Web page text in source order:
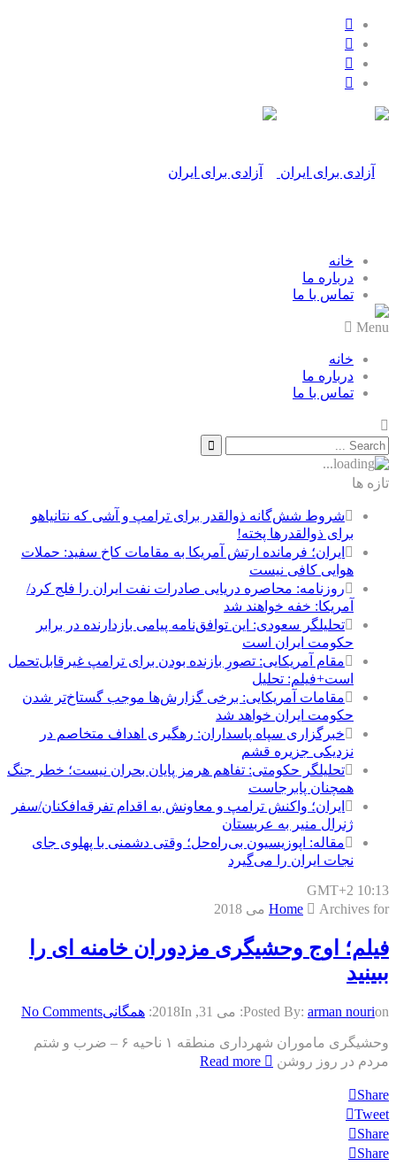
خانه
درباره ما
تماس با ما
Menu
خانه
درباره ما
تماس با ما
تازه ها
شروط شش‌گانه ذوالقدر برای ترامپ و آشی که نتانیاهو
برای ذوالقدرها پخته!
ایران؛ فرمانده ارتش آمریکا به مقامات کاخ سفید: حملات
هوایی کافی نیست
روزنامه: محاصره دریایی صادرات نفت ایران را فلج کرد/
آمریکا: خفه خواهند شد
تحلیلگر سعودی: این توافق‌نامه پیامی بازدارنده در برابر
حکومت ایران است
مقام آمریکایی: تصورِ بازنده بودن برای ترامپ غیرقابل‌تحمل
است+فیلم: تحلیل
مقامات آمریکایی: برخی گزارش‌ها موجب گستاخ‌تر شدن
حکومت ایران خواهد شد
خبرگزاری سپاه پاسداران: رهگیری اهداف متخاصم در
نزدیکی جزیره قشم
تحلیلگر حکومتی: تفاهم هرمز پایان بحران نیست؛ خطر جنگ
همچنان پابرجاست
ایران؛ واکنش ترامپ و معاونش به اقدام تفرقه‌افکنان/سفر
ژنرال منیر به عربستان
مقاله: اپوزیسیون بی‌راه‌حل؛ وقتی دشمنی با پهلوی جای
نجات ایران را می‌گیرد
GMT+2 10:13
Home
Archives for می 2018
فیلم؛ اوج وحشیگری مزدوران خامنه ای را
ببینید
Posted By: arman nourion: می 31, 2018 In: همگانیNo Comments
وحشیگری ماموران شهرداری منطقه ١ ناحیه ۶ – ضرب و شتم
مردم در روز روشن
Read more
Share
Tweet
Share
Share